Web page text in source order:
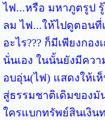
ไฟ...หรือ มหาภูตรูป
ลม ไฟ...ให้ไปดูตอนที่
อะไร??? ก็มีเพียงกอ
นั่นเอง ในนั้นยังมีคว
อบอุ่น(ไฟ) แสดงให้เ
สู่ธรรมชาติเดิมของมั
ใครแบกทรัพย์สินเงิน